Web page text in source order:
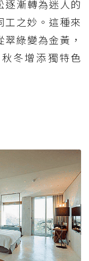
逐漸轉為迷人的
工之妙。這種來
綠變為金黃，
冬增添獨特色